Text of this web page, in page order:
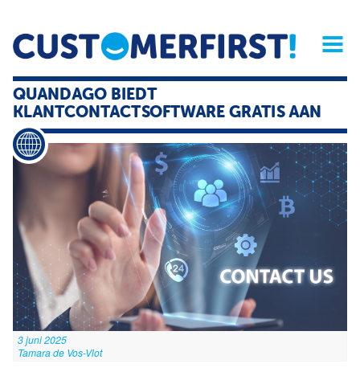
Home Opinie Archief
Magazine
Service
Buyers'Guide
QUANDAGO BIEDT
KLANTCONTACTSOFTWARE GRATIS AAN
3 juni 2025
Tamara de Vos-Vlot